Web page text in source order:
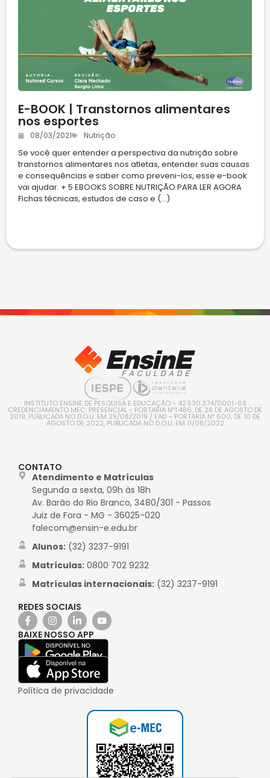
E-BOOK | Transtornos alimentares
nos esportes
08/03/2021 Nutrição
Se você quer entender a perspectiva da nutrição sobre
transtornos alimentares nos atletas, entender suas causas
e consequências e saber como preveni-los, esse e-book
vai ajudar. + 5 EBOOKS SOBRE NUTRIÇÃO PARA LER AGORA
Fichas técnicas, estudos de caso e (...)
INSTITUTO ENSINE DE PESQUISA E EDUCAÇÃO - 42.530.374/0001-69
CREDENCIAMENTO MEC: PRESENCIAL - PORTARIA Nº1.486, DE 28 DE AGOSTO DE
2019, PUBLICADA NO D.O.U. EM 29/08/2019 / EAD – PORTARIA Nº 600, DE 10 DE
AGOSTO DE 2022, PUBLICADA NO D.O.U. EM 11/08/2022
CONTATO
Atendimento e Matrículas
Segunda a sexta, 09h às 18h
Av. Barão do Rio Branco, 3480/301 - Passos
Juiz de Fora - MG - 36025-020
falecom@ensin-e.edu.br
Alunos:(32) 3237-9191
Matrículas:0800 702 9232
Matrículas internacionais:(32) 3237-9191
REDES SOCIAIS
BAIXE NOSSO APP
Política de privacidade